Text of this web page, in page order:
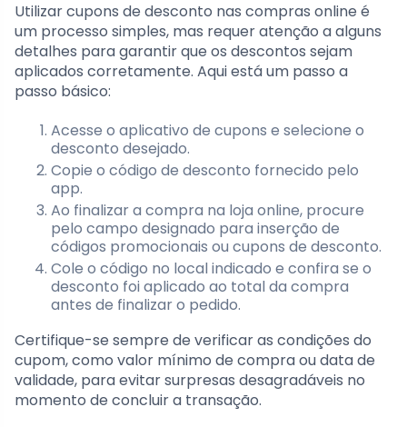
Utilizar cupons de desconto nas compras online é
um processo simples, mas requer atenção a alguns
detalhes para garantir que os descontos sejam
aplicados corretamente. Aqui está um passo a
passo básico:
Acesse o aplicativo de cupons e selecione o
desconto desejado.
Copie o código de desconto fornecido pelo
app.
Ao finalizar a compra na loja online, procure
pelo campo designado para inserção de
códigos promocionais ou cupons de desconto.
Cole o código no local indicado e confira se o
desconto foi aplicado ao total da compra
antes de finalizar o pedido.
Certifique-se sempre de verificar as condições do
cupom, como valor mínimo de compra ou data de
validade, para evitar surpresas desagradáveis no
momento de concluir a transação.